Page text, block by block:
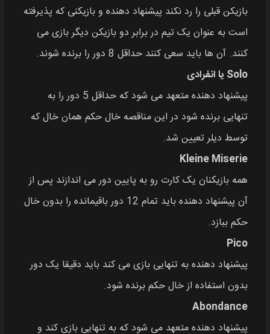
بازیکن قبلی را رد نکند پیشنهاد دهنده و بازیکنی که پذیرفته
است به عنوان یک تیم در برابر دو بازیکن دیگر بازی می‌
کنند. آن‌ ها باید سعی کنند حداقل 8 دور را برنده شوند.
Solo یا انفرادی
پیشنهاد دهنده متعهد می‌ شود که حداقل 5 دور را به
تنهایی برنده شود در این مناقصه خال حکم همان خال که
توسط دیلر تعیین شد.
Kleine Miserie
همه بازیکنان یک کارت رو به پایین دور می‌ اندازند پس از
آن پیشنهاد دهنده باید تمام 12 دور باقیمانده را بدون خال
حکم ببازد.
Pico
پیشنهاد دهنده به تنهایی بازی می‌ کند باید دقیقا یک دور
بدون استفاده از خال حکم برنده شود.
Abondance
پیشنهاد دهنده متعهد می‌ شود که به تنهایی بازی کند و